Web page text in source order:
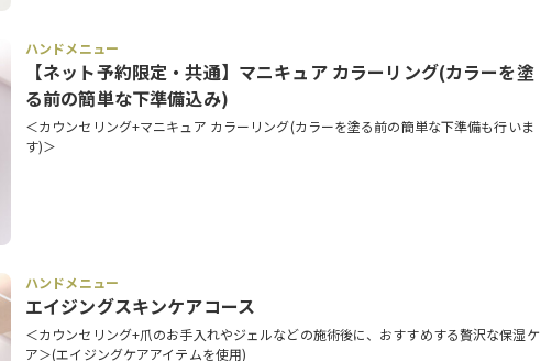
ハンドメニュー
【ネット予約限定・共通】マニキュア カラーリング(カラーを塗
る前の簡単な下準備込み)
＜カウンセリング+マニキュア カラーリング(カラーを塗る前の簡単な下準備も行いま
す)＞
ハンドメニュー
エイジングスキンケアコース
＜カウンセリング+爪のお手入れやジェルなどの施術後に、おすすめする贅沢な保湿ケ
ア＞(エイジングケアアイテムを使用)